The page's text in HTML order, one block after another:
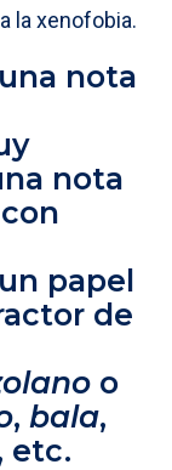
la xenofobia.
nota
nota
papel
de
o
, bala,
etc.